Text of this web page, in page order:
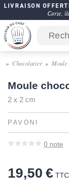
LIVRAISON
Corse,
Chocolatier Moule
Moule
2 x 2 cm
PAVONI
0 note
19,50 € TTC